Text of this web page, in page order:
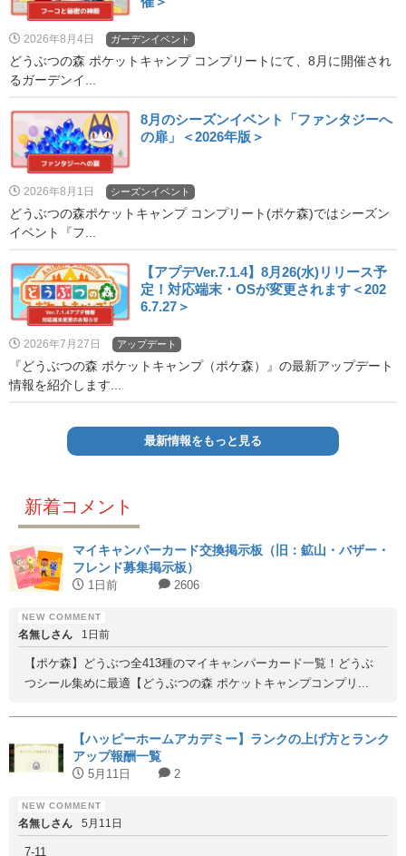
2026年8月4日 ガーデンイベント
どうぶつの森 ポケットキャンプ コンプリートにて、8月に開催され
るガーデンイ...
8月のシーズンイベント「ファンタジーへ
の扉」＜2026年版＞
2026年8月1日 シーズンイベント
どうぶつの森ポケットキャンプ コンプリート(ポケ森)ではシーズン
イベント『フ...
【アプデVer.7.1.4】8月26(水)リリース予
定！対応端末・OSが変更されます＜202
6.7.27＞
2026年7月27日 アップデート
『どうぶつの森 ポケットキャンプ（ポケ森）』の最新アップデート
情報を紹介します...
最新情報をもっと見る
新着コメント
マイキャンパーカード交換掲示板（旧：鉱山・バザー・
フレンド募集掲示板）
1日前 2606
名無しさん 1日前
【ポケ森】どうぶつ全413種のマイキャンパーカード一覧！どうぶ
つシール集めに最適【どうぶつの森 ポケットキャンプコンプリ...
【ハッピーホームアカデミー】ランクの上げ方とランク
アップ報酬一覧
5月11日 2
名無しさん 5月11日
7-11